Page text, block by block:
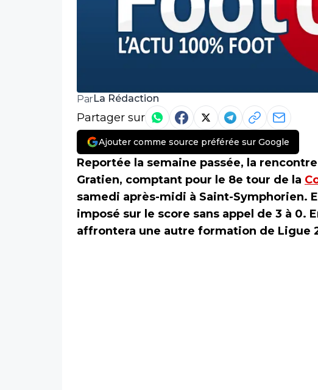
Par La Rédaction
Partager sur
Ajouter comme source préférée sur Google
Reportée la semaine passée, la
Gratien, comptant pour le 8e tour de la
samedi après-midi à Saint-Symphorien.
imposé sur le score sans appel de 3 à 0.
affrontera une autre formation de Ligue